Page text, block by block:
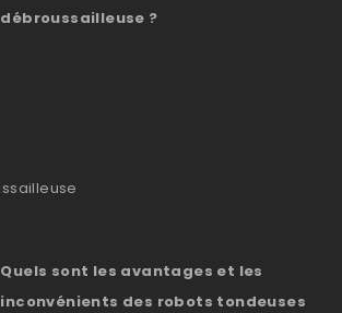
débroussailleuse ?
Quels sont les avantages et les
inconvénients des robots tondeuses